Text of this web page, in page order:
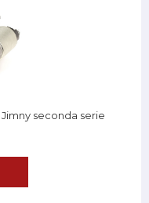
seconda serie